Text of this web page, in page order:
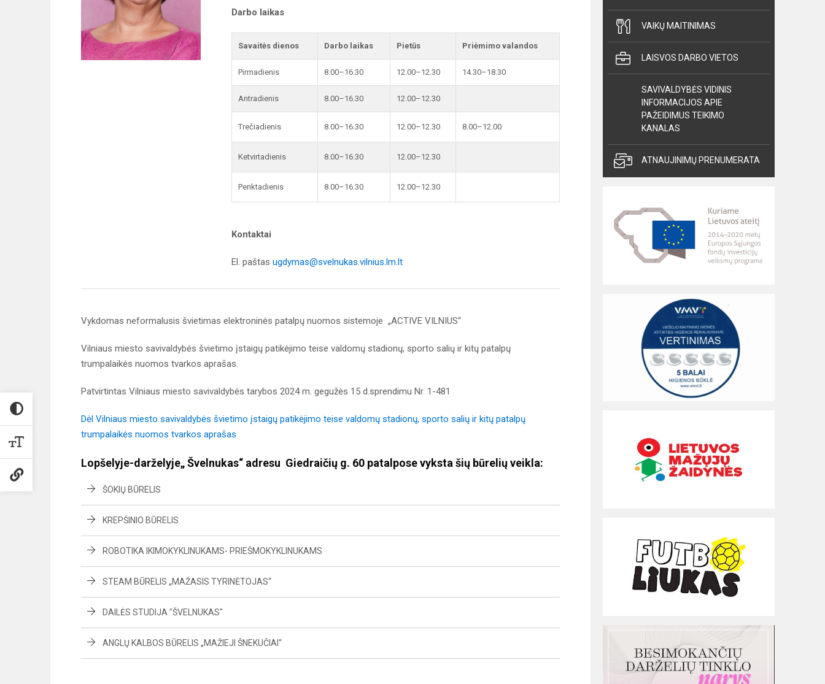
Darbo laikas
Savaitės dienos Darbo laikas Pietūs Priėmimo valandos
Pirmadienis 8.00–16.30 12.00–12.30 14.30–18.30
Antradienis 8.00–16.30 12.00–12.30
Trečiadienis 8.00–16.30 12.00–12.30 8.00–12.00
Ketvirtadienis 8.00–16.30 12.00–12.30
Penktadienis 8.00–16.30 12.00–12.30
Kontaktai
El. paštas ugdymas@svelnukas.vilnius.lm.lt
Vykdomas neformalusis švietimas elektroninės patalpų nuomos sistemoje „ACTIVE VILNIUS“
Vilniaus miesto savivaldybės švietimo įstaigų patikėjimo teise valdomų stadionų, sporto salių ir kitų patalpų
trumpalaikės nuomos tvarkos aprašas.
Patvirtintas Vilniaus miesto savivaldybės tarybos 2024 m. gegužės 15 d.sprendimu Nr. 1-481
Dėl Vilniaus miesto savivaldybės švietimo įstaigų patikėjimo teise valdomų stadionų, sporto salių ir kitų patalpų
trumpalaikės nuomos tvarkos aprašas
Lopšelyje-darželyje„ Švelnukas“ adresu Giedraičių g. 60 patalpose vyksta šių būrelių veikla:
ŠOKIŲ BŪRELIS
KREPŠINIO BŪRELIS
ROBOTIKA IKIMOKYKLINUKAMS- PRIEŠMOKYKLINUKAMS
STEAM BŪRELIS „MAŽASIS TYRINĖTOJAS“
DAILĖS STUDIJA "ŠVELNUKAS"
ANGLŲ KALBOS BŪRELIS „MAŽIEJI ŠNEKUČIAI“
VAIKŲ MAITINIMAS
LAISVOS DARBO VIETOS
SAVIVALDYBĖS VIDINIS
INFORMACIJOS APIE
PAŽEIDIMUS TEIKIMO
KANALAS
ATNAUJINIMŲ PRENUMERATA